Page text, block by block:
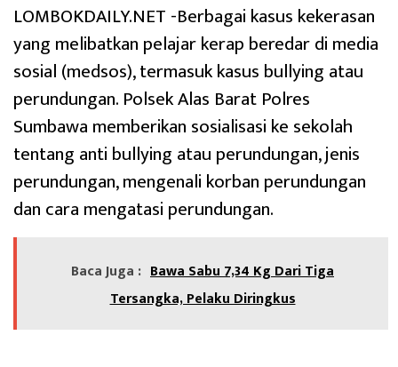
LOMBOKDAILY.NET -Berbagai kasus kekerasan
yang melibatkan pelajar kerap beredar di media
sosial (medsos), termasuk kasus bullying atau
perundungan. Polsek Alas Barat Polres
Sumbawa memberikan sosialisasi ke sekolah
tentang anti bullying atau perundungan, jenis
perundungan, mengenali korban perundungan
dan cara mengatasi perundungan.
Baca Juga : Bawa Sabu 7,34 Kg Dari Tiga
Tersangka, Pelaku Diringkus